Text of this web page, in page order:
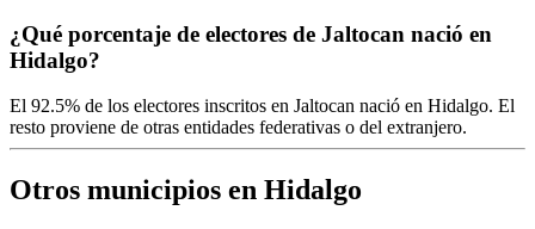
¿Qué porcentaje de electores de Jaltocan nació en
Hidalgo?
El 92.5% de los electores inscritos en Jaltocan nació en Hidalgo. El
resto proviene de otras entidades federativas o del extranjero.
Otros municipios en Hidalgo